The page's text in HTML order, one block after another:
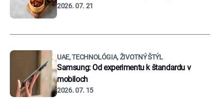
2026. 07. 21
UAE, TECHNOLÓGIA, ŽIVOTNÝ ŠTÝL
Samsung: Od experimentu k štandardu v
mobiloch
2026. 07. 15